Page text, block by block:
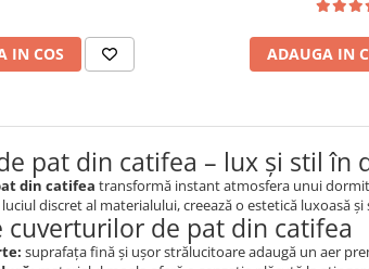
IN COS ADAUGA IN
pat din catifea – lux și stil în
din catifea transformă instant atmosfera unui
discret al materialului, creează o estetică luxoasă
cuverturilor de pat din catifea
suprafața fină și ușor strălucitoare adaugă un aer